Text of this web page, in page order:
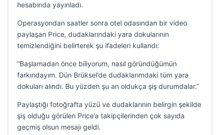
hesabında yayınladı.
Operasyondan saatler sonra otel odasından bir video
paylaşan Price, dudaklarındaki yara dokularının
temizlendiğini belirterek şu ifadeleri kullandı:
“Başlamadan önce biliyorum, nasıl göründüğümün
farkındayım. Dün Brüksel’de dudaklarımdaki tüm yara
dokuları alındı. Bu yüzden şu an oldukça şiş durumdalar.”
Paylaştığı fotoğrafta yüzü ve dudaklarının belirgin şekilde
şiş olduğu görülen Price’a takipçilerinden çok sayıda
geçmiş olsun mesajı geldi.